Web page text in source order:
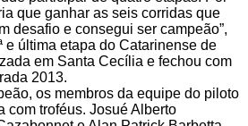
que ganhar as seis corridas que
desafio e consegui ser campeão”,
e última etapa do Catarinense de
em Santa Cecília e fechou com
2013.
os membros da equipe do piloto
com troféus. Josué Alberto